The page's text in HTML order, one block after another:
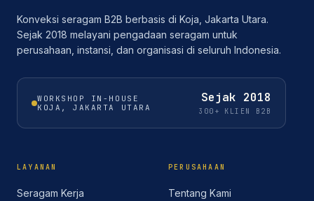
Konveksi seragam B2B berbasis di Koja, Jakarta Utara.
Sejak 2018 melayani pengadaan seragam untuk
perusahaan, instansi, dan organisasi di seluruh Indonesia.
WORKSHOP IN-HOUSE
KOJA, JAKARTA UTARA
Sejak 2018
300+ KLIEN B2B
LAYANAN
Seragam Kerja
PERUSAHAAN
Tentang Kami